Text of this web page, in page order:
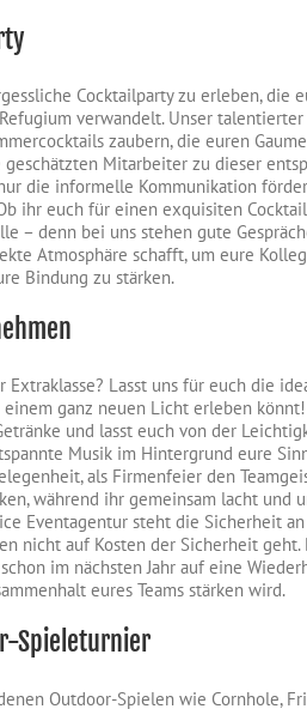
Cocktailparty zu erleben, die
verwandelt. Unser
zaubern, die euren
Mitarbeiter zu dieser
die informelle Kommunikation
ihr euch für einen exquisiten
– denn bei uns stehen gute
Atmosphäre schafft, um eure
Bindung zu stärken.
Lasst uns für euch die
ganz neuen Licht erleben
und lasst euch von der
Musik im Hintergrund eure
als Firmenfeier den
während ihr gemeinsam lacht und
Eventagentur steht die Sicherheit
nicht auf Kosten der Sicherheit geht.
im nächsten Jahr auf eine
eures Teams stärken wird.
Spieleturnier
Outdoor-Spielen wie Cornhole,